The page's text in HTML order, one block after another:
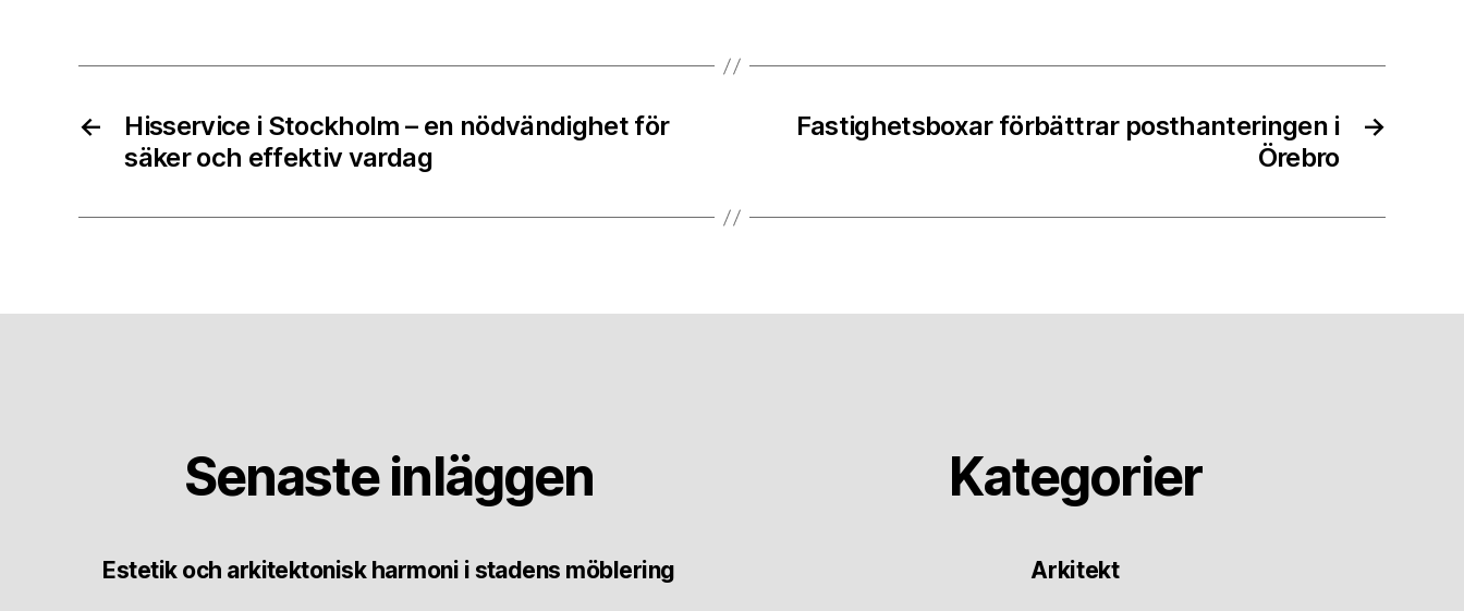
←
Hisservice i Stockholm – en nödvändighet för
säker och effektiv vardag
→
Fastighetsboxar förbättrar posthanteringen i
Örebro
Senaste inläggen
Estetik och arkitektonisk harmoni i stadens möblering
Kategorier
Arkitekt